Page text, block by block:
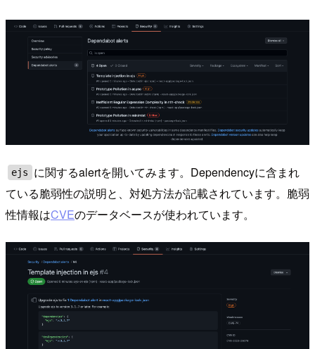
ejs
に関するalertを開いてみます。Dependencyに含まれ
ている脆弱性の説明と、対処方法が記載されています。脆弱
性情報はCVEのデータベースが使われています。